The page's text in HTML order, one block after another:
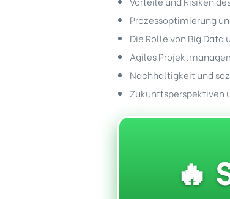
Prozessoptimierung
Die Rolle von Big
Agiles
Nachhaltigkeit und
Zukunftsperspektiven
🔥